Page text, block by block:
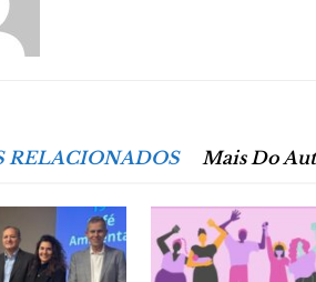
RELACIONADOS Mais Do